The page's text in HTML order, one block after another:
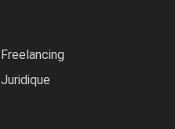
Freelancing
Juridique